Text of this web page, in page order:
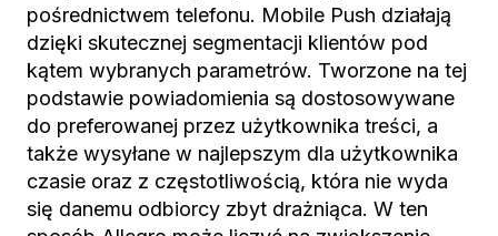
pośrednictwem telefonu. Mobile Push działają
dzięki skutecznej segmentacji klientów pod
kątem wybranych parametrów. Tworzone na tej
podstawie powiadomienia są dostosowywane
do preferowanej przez użytkownika treści, a
także wysyłane w najlepszym dla użytkownika
czasie oraz z częstotliwością, która nie wyda
się danemu odbiorcy zbyt drażniąca. W ten